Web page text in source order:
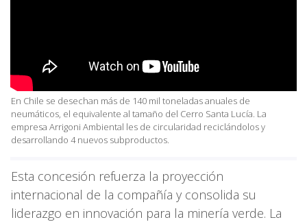
En Chile se desechan más de 140 mil toneladas anuales de
neumáticos, el equivalente al tamaño del Cerro Santa Lucía. La
empresa Arrigoni Ambiental les de circularidad reciclándolos y
desarrollando 4 nuevos subproductos.
Esta concesión refuerza la proyección
internacional de la compañía y consolida su
liderazgo en innovación para la minería verde. La